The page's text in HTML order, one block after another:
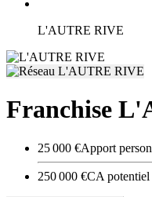
L'AUTRE RIVE
Franchise
25 000 €Apport
250 000 €CA potentiel